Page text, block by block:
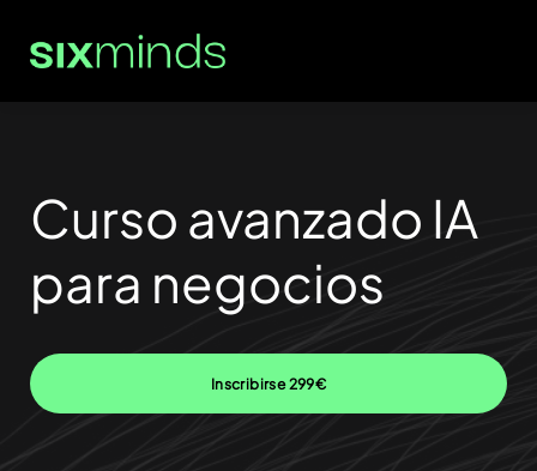
Curso avanzado IA
para negocios
Inscribirse299€